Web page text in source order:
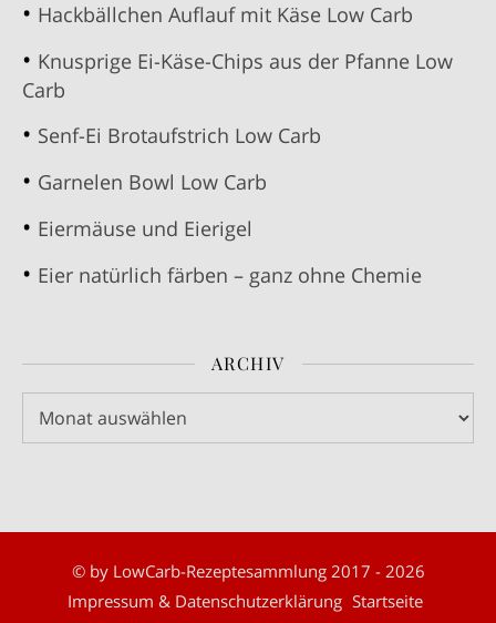
Hackbällchen Auflauf mit Käse Low Carb
Knusprige Ei-Käse-Chips aus der Pfanne Low
Carb
Senf-Ei Brotaufstrich Low Carb
Garnelen Bowl Low Carb
Eiermäuse und Eierigel
Eier natürlich färben – ganz ohne Chemie
ARCHIV
Archiv
© by LowCarb-Rezeptesammlung 2017 - 2026
Impressum & Datenschutzerklärung Startseite